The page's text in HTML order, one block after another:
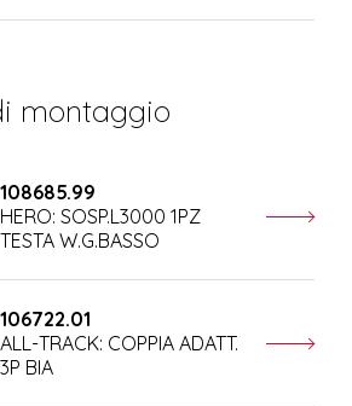
montaggio
108685.99
HERO: SOSP.L3000 1PZ
TESTA W.G.BASSO
106722.01
ALL-TRACK: COPPIA ADATT.
3P BIA